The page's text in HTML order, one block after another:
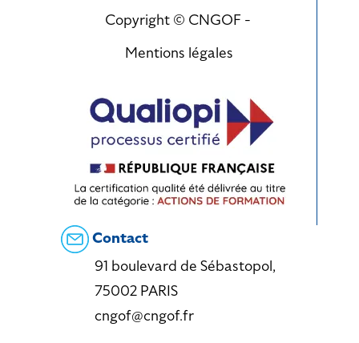
Copyright © CNGOF -
Mentions légales
Contact
91 boulevard de Sébastopol,
75002 PARIS
cngof@cngof.fr